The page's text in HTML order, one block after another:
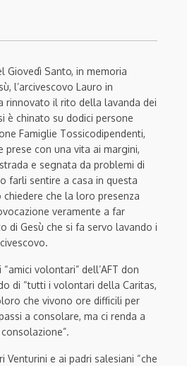
Giovedì Santo, in memoria
l’arcivescovo Lauro in
rinnovato il rito della lavanda dei
è chinato su dodici persone
Famiglie Tossicodipendenti,
con una vita ai margini,
e segnata da problemi di
farli sentire a casa in questa
chiedere che la loro presenza
veramente a far
di Gesù che si fa servo lavando i
volontari” dell’AFT don
di “tutti i volontari della Caritas,
che vivono ore difficili per
a consolare, ma ci renda a
Venturini e ai padri salesiani “che